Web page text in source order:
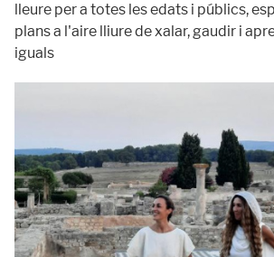
lleure per a totes les edats i públics,
plans a l'aire lliure de xalar, gaudir i
iguals